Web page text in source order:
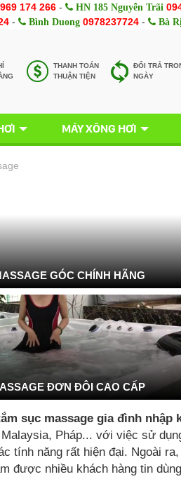
174 266 - HN 185 Nguyễn Trãi
- Bình Duong 0978237724- Bà
THANH TOÁN
THUẬN TIỆN
ĐỔI TRẢ
NGÀY
MÁY XÔNG HƠI
GÓC CHÍNH HÃNG
ĐƠN ĐÔI CAO CẤP
sục massage gia đình nhập
Pháp... với việc sử
tính năng rất hiện đại. Ngoài
được nhiều khách hàng tin